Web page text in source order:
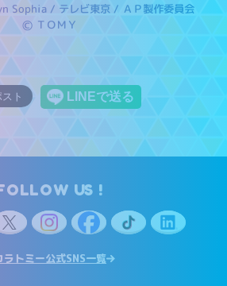
Sophia / テレビ東京 / ＡＰ製作委員会
Ⓒ ＴＯＭＹ
US !
ラトミー公式SNS一覧